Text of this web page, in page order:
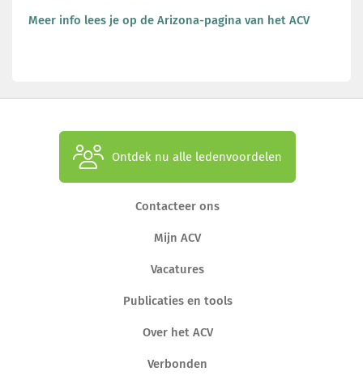
Meer info lees je op de Arizona-pagina van het ACV
Ontdek nu alle ledenvoordelen
Contacteer ons
Mijn ACV
Vacatures
Publicaties en tools
Over het ACV
Verbonden